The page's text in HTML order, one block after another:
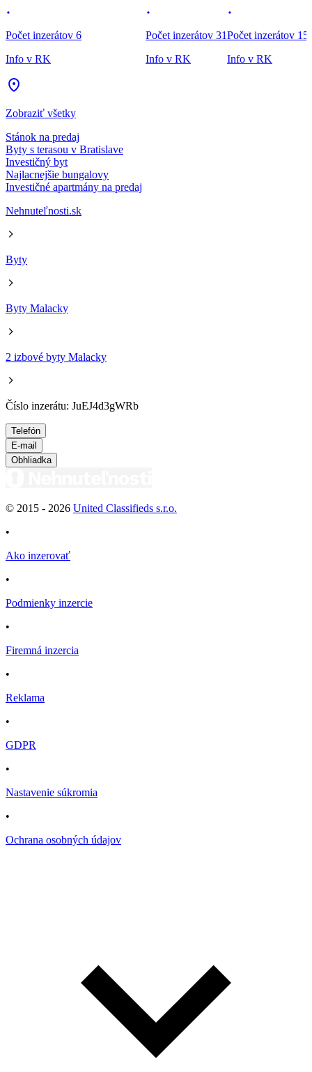
Počet inzerátov 6
Info v RK
Počet inzerátov 31
Info v RK
Počet inzerátov 15
Info v RK
Zobraziť všetky
Stánok na predaj
Byty s terasou v Bratislave
Investičný byt
Najlacnejšie bungalovy
Investičné apartmány na predaj
Nehnuteľnosti.sk
Byty
Byty Malacky
2 izbové byty Malacky
Číslo inzerátu: JuEJ4d3gWRb
Telefón
E-mail
Obhliadka
© 2015 - 2026 United Classifieds s.r.o.
•
Ako inzerovať
•
Podmienky inzercie
•
Firemná inzercia
•
Reklama
•
GDPR
•
Nastavenie súkromia
•
Ochrana osobných údajov